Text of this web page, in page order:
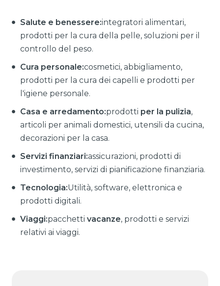
Salute e benessere:integratori alimentari,
prodotti per la cura della pelle, soluzioni per il
controllo del peso.
Cura personale:cosmetici, abbigliamento,
prodotti per la cura dei capelli e prodotti per
l'igiene personale.
Casa e arredamento:prodotti per la pulizia,
articoli per animali domestici, utensili da cucina,
decorazioni per la casa.
Servizi finanziari:assicurazioni, prodotti di
investimento, servizi di pianificazione finanziaria.
Tecnologia:Utilità, software, elettronica e
prodotti digitali.
Viaggi:pacchetti vacanze, prodotti e servizi
relativi ai viaggi.